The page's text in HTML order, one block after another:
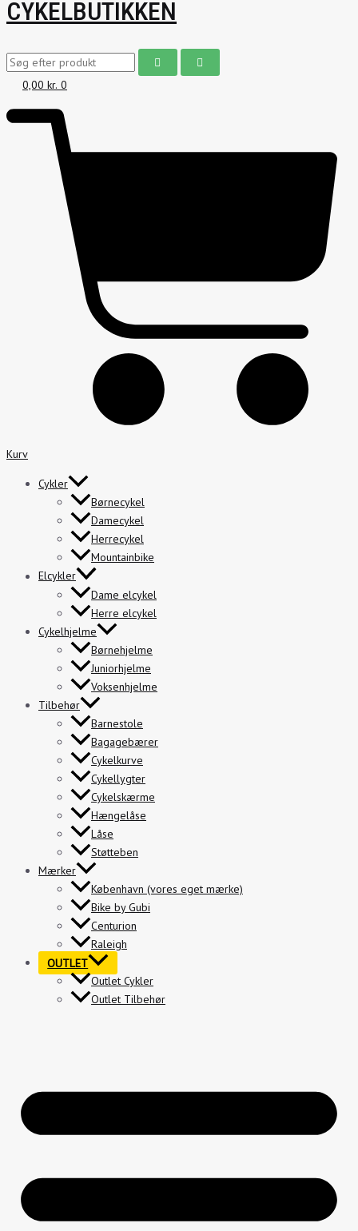
CYKELBUTIKKEN
0,00 kr. 0
Kurv
Cykler
Børnecykel
Damecykel
Herrecykel
Mountainbike
Elcykler
Dame elcykel
Herre elcykel
Cykelhjelme
Børnehjelme
Juniorhjelme
Voksenhjelme
Tilbehør
Barnestole
Bagagebærer
Cykelkurve
Cykellygter
Cykelskærme
Hængelåse
Låse
Støtteben
Mærker
København (vores eget mærke)
Bike by Gubi
Centurion
Raleigh
OUTLET
Outlet Cykler
Outlet Tilbehør